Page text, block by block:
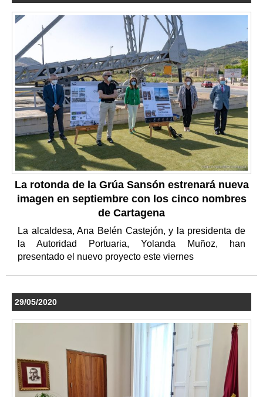
La rotonda de la Grúa Sansón estrenará nueva
imagen en septiembre con los cinco nombres
de Cartagena
La alcaldesa, Ana Belén Castejón, y la presidenta de
la Autoridad Portuaria, Yolanda Muñoz, han
presentado el nuevo proyecto este viernes
29/05/2020